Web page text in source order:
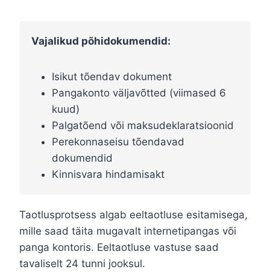
Vajalikud põhidokumendid:
Isikut tõendav dokument
Pangakonto väljavõtted (viimased 6
kuud)
Palgatõend või maksudeklaratsioonid
Perekonnaseisu tõendavad
dokumendid
Kinnisvara hindamisakt
Taotlusprotsess algab eeltaotluse esitamisega,
mille saad täita mugavalt internetipangas või
panga kontoris. Eeltaotluse vastuse saad
tavaliselt 24 tunni jooksul.